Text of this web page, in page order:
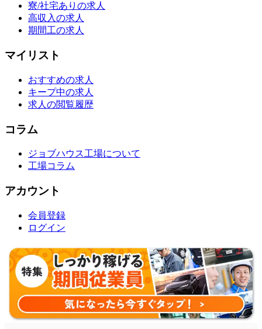
寮/社宅ありの求人
高収入の求人
期間工の求人
マイリスト
おすすめの求人
キープ中の求人
求人の閲覧履歴
コラム
ジョブハウス工場について
工場コラム
アカウント
会員登録
ログイン